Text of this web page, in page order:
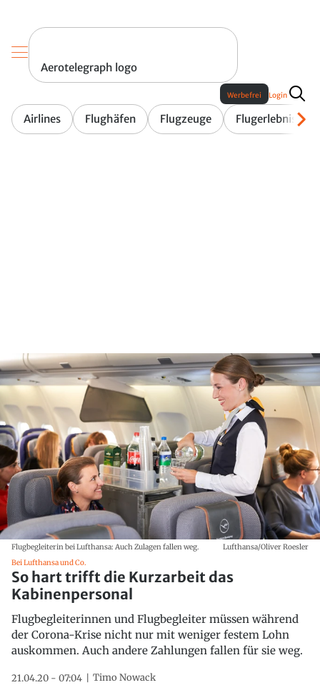
Aerotelegraph logo
Airlines Flughäfen Flugzeuge Flugerlebnis
Werbefrei Login
Flugbegleiterin bei Lufthansa: Auch Zulagen fallen weg.
Lufthansa/Oliver Roesler
Bei Lufthansa und Co.
So hart trifft die Kurzarbeit das
Kabinenpersonal
Flugbegleiterinnen und Flugbegleiter müssen während
der Corona-Krise nicht nur mit weniger festem Lohn
auskommen. Auch andere Zahlungen fallen für sie weg.
21.04.20 - 07:04 Timo Nowack